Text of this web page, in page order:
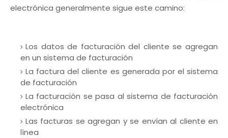
electrónica generalmente sigue este camino:
Los datos de facturación del cliente se agregan
en un sistema de facturación
La factura del cliente es generada por el sistema
de facturación
La facturación se pasa al sistema de facturación
electrónica
Las facturas se agregan y se envían al cliente en
línea